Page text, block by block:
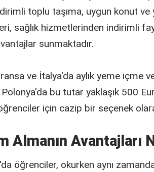
toplu taşıma, uygun konut ve
sağlık hizmetlerinden indirimli
sunmaktadır.
ve İtalya'da aylık yeme içme
bu tutar yaklaşık 500
için cazip bir seçenek
Almanın Avantajları
öğrenciler, okurken aynı